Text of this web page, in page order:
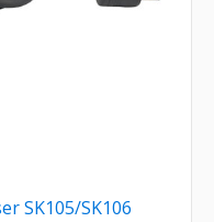
SK105/SK106